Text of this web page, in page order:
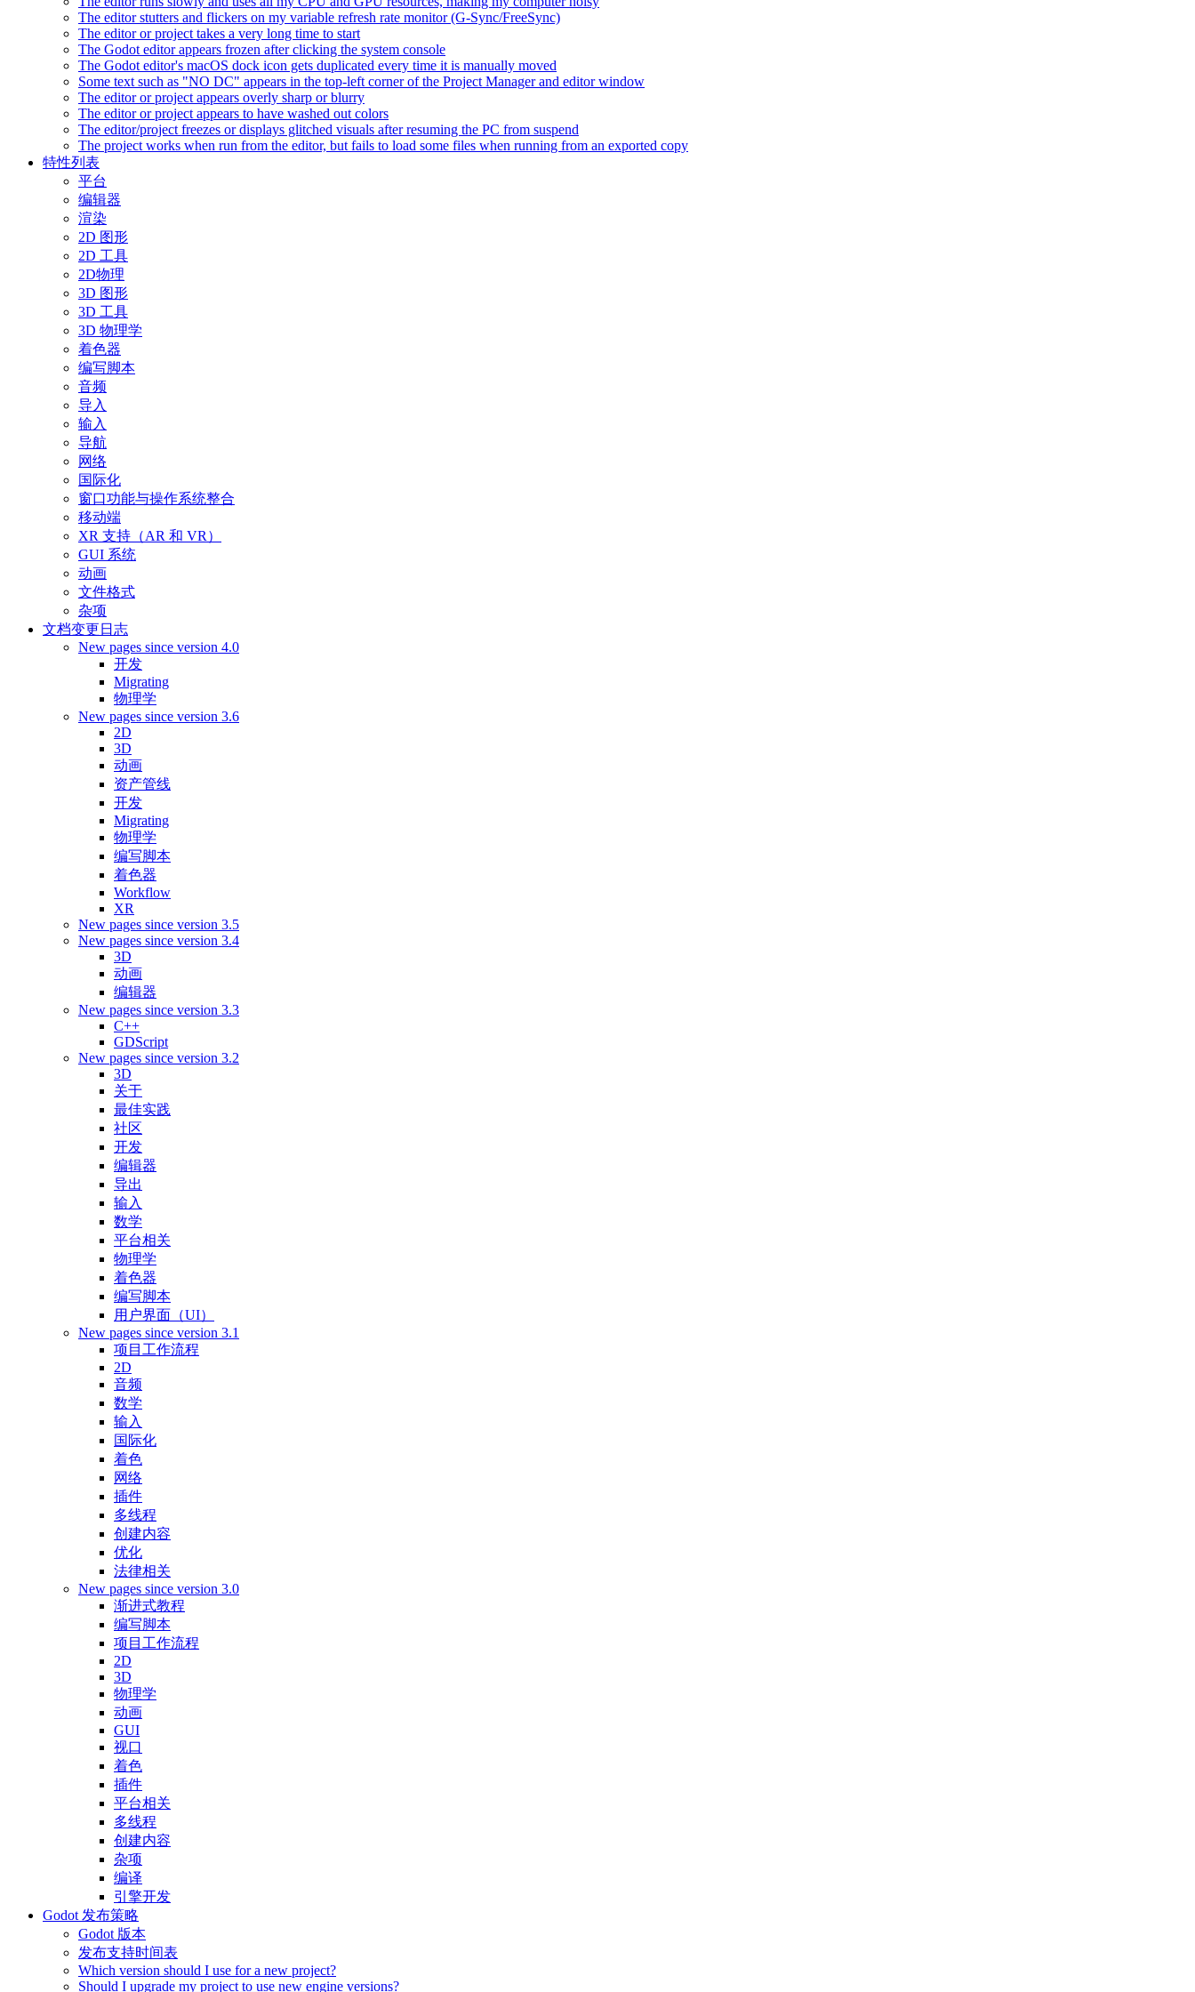
The editor stutters and flickers on my variable refresh rate monitor (G-Sync/FreeSync)
The editor or project takes a very long time to start
The Godot editor appears frozen after clicking the system console
The Godot editor's macOS dock icon gets duplicated every time it is manually moved
Some text such as "NO DC" appears in the top-left corner of the Project Manager and editor window
The editor or project appears overly sharp or blurry
The editor or project appears to have washed out colors
The editor/project freezes or displays glitched visuals after resuming the PC from suspend
The project works when run from the editor, but fails to load some files when running from an exported copy
特性列表
平台
编辑器
渲染
2D 图形
2D 工具
2D物理
3D 图形
3D 工具
3D 物理学
着色器
编写脚本
音频
导入
输入
导航
网络
国际化
窗口功能与操作系统整合
移动端
XR 支持（AR 和 VR）
GUI 系统
动画
文件格式
杂项
文档变更日志
New pages since version 4.0
开发
Migrating
物理学
New pages since version 3.6
2D
3D
动画
资产管线
开发
Migrating
物理学
编写脚本
着色器
Workflow
XR
New pages since version 3.5
New pages since version 3.4
3D
动画
编辑器
New pages since version 3.3
C++
GDScript
New pages since version 3.2
3D
关于
最佳实践
社区
开发
编辑器
导出
输入
数学
平台相关
物理学
着色器
编写脚本
用户界面（UI）
New pages since version 3.1
项目工作流程
2D
音频
数学
输入
国际化
着色
网络
插件
多线程
创建内容
优化
法律相关
New pages since version 3.0
渐进式教程
编写脚本
项目工作流程
2D
3D
物理学
动画
GUI
视口
着色
插件
平台相关
多线程
创建内容
杂项
编译
引擎开发
Godot 发布策略
Godot 版本
发布支持时间表
Which version should I use for a new project?
Should I upgrade my project to use new engine versions?